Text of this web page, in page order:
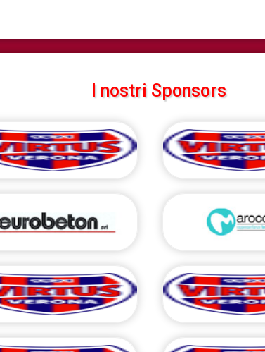
I nostri Sponsors